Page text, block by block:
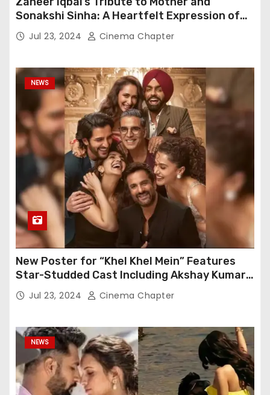
Sonakshi Sinha: A Heartfelt Expression of
Gratitude
Jul 23, 2024 Cinema Chapter
NEWS
New Poster for “Khel Khel Mein” Features
Star-Studded Cast Including Akshay Kumar,
Taapsee Pannu, Fardeen Khan, and More
Jul 23, 2024 Cinema Chapter
NEWS